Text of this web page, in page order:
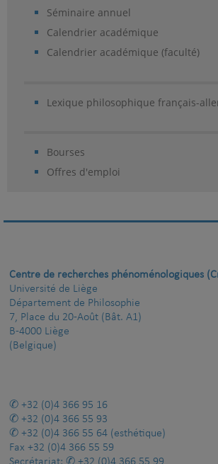
Séminaire annuel
Calendrier académique
Calendrier académique (faculté)
Lexique philosophique français-
Bourses
Offres d'emploi
Centre de recherches phénoménologiques
Université de Liège
Département de Philosophie
7, Place du 20-Août (Bât. A1)
B-4000 Liège
(Belgique)
+32 (0)4 366 95 16
+32 (0)4 366 55 93
+32 (0)4 366 55 64 (esthétique)
Fax +32 (0)4 366 55 59